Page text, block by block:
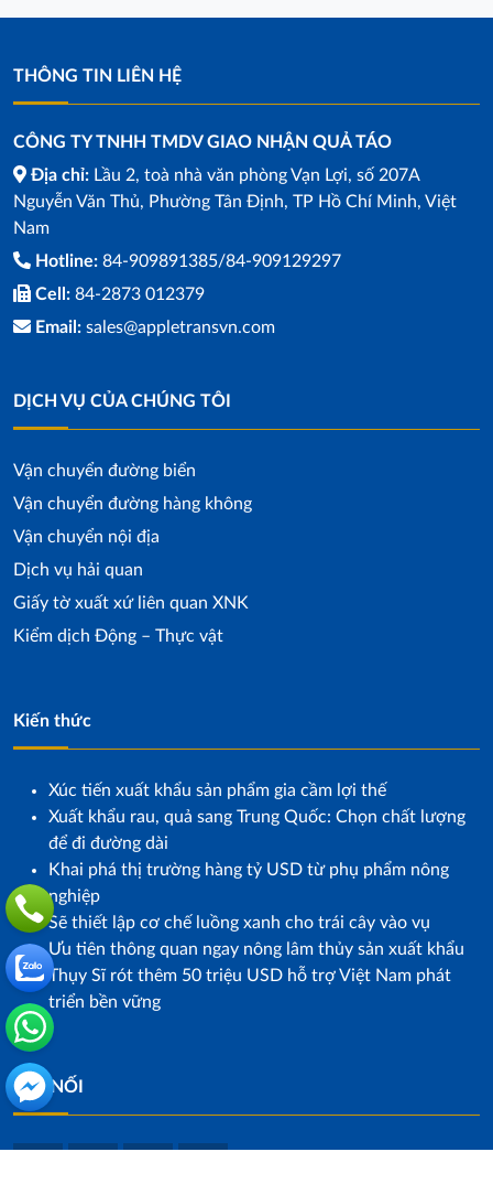
THÔNG TIN LIÊN HỆ
CÔNG TY TNHH TMDV GIAO NHẬN QUẢ TÁO
Địa chỉ: Lầu 2, toà nhà văn phòng Vạn Lợi, số 207A
Nguyễn Văn Thủ, Phường Tân Định, TP Hồ Chí Minh, Việt
Nam
Hotline: 84-909891385/84-909129297
Cell: 84-2873 012379
Email: sales@appletransvn.com
DỊCH VỤ CỦA CHÚNG TÔI
Vận chuyển đường biển
Vận chuyển đường hàng không
Vận chuyển nội địa
Dịch vụ hải quan
Giấy tờ xuất xứ liên quan XNK
Kiểm dịch Động – Thực vật
Kiến thức
Xúc tiến xuất khẩu sản phẩm gia cầm lợi thế
Xuất khẩu rau, quả sang Trung Quốc: Chọn chất lượng
để đi đường dài
Khai phá thị trường hàng tỷ USD từ phụ phẩm nông
nghiệp
Sẽ thiết lập cơ chế luồng xanh cho trái cây vào vụ
Ưu tiên thông quan ngay nông lâm thủy sản xuất khẩu
Thụy Sĩ rót thêm 50 triệu USD hỗ trợ Việt Nam phát
triển bền vững
KẾT NỐI